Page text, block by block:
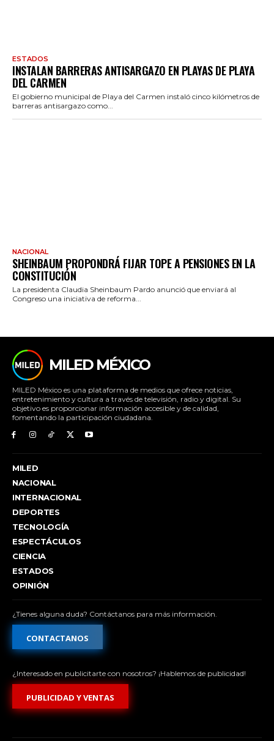
ESTADOS
INSTALAN BARRERAS ANTISARGAZO EN PLAYAS DE PLAYA
DEL CARMEN
El gobierno municipal de Playa del Carmen instaló cinco kilómetros de
barreras antisargazo como...
NACIONAL
SHEINBAUM PROPONDRÁ FIJAR TOPE A PENSIONES EN LA
CONSTITUCIÓN
La presidenta Claudia Sheinbaum Pardo anunció que enviará al
Congreso una iniciativa de reforma...
MILED MÉXICO
MILED México es una plataforma de medios que ofrece noticias,
entretenimiento y cultura a través de televisión, radio y digital. Su
objetivo es proporcionar información accesible y de calidad,
fomentando la participación ciudadana.
MILED
NACIONAL
INTERNACIONAL
DEPORTES
TECNOLOGÍA
ESPECTÁCULOS
CIENCIA
ESTADOS
OPINIÓN
¿Tienes alguna duda? Contáctanos para más información.
CONTACTANOS
¿Interesado en publicitarte con nosotros? ¡Hablemos de publicidad!
PUBLICIDAD Y VENTAS